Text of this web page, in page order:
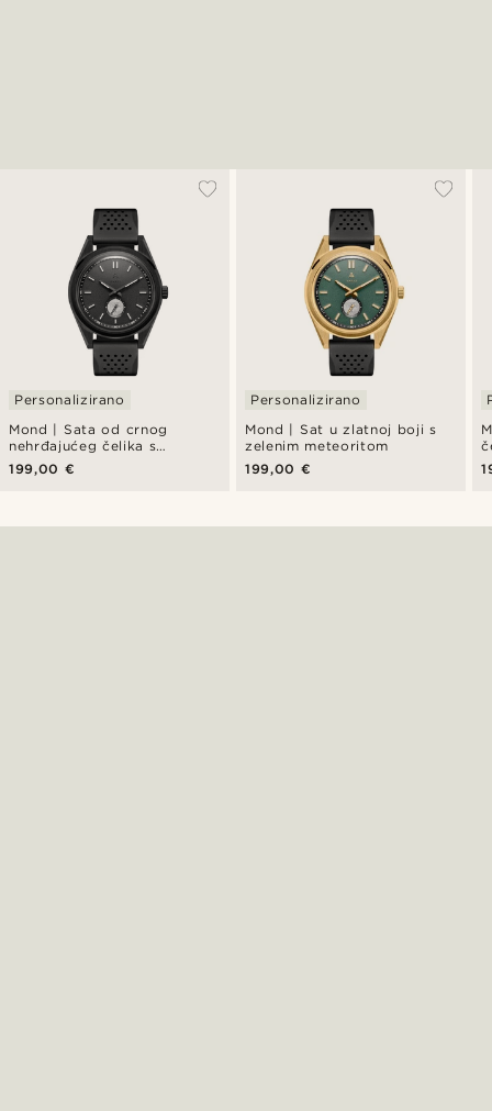
Mond | Sata od crnog
nehrđajućeg čelika s
meteoritom - ograničeno
izdanje
Personalizirano
199,00 €
Mond | Sat u zlatnoj boji s
zelenim meteoritom
Personalizirano
199,00 €